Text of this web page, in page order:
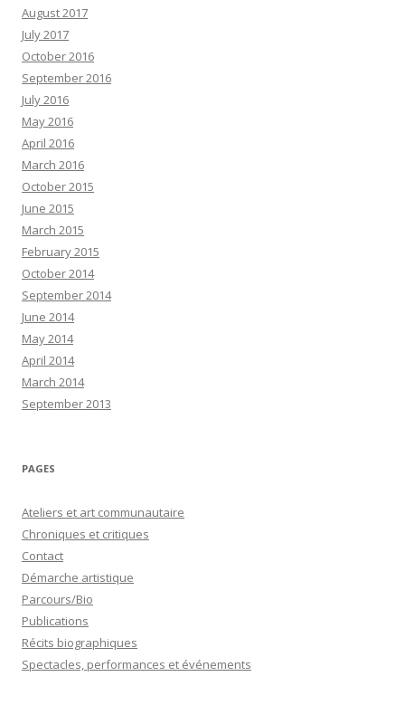
August 2017
July 2017
October 2016
September 2016
July 2016
May 2016
April 2016
March 2016
October 2015
June 2015
March 2015
February 2015
October 2014
September 2014
June 2014
May 2014
April 2014
March 2014
September 2013
PAGES
Ateliers et art communautaire
Chroniques et critiques
Contact
Démarche artistique
Parcours/Bio
Publications
Récits biographiques
Spectacles, performances et événements